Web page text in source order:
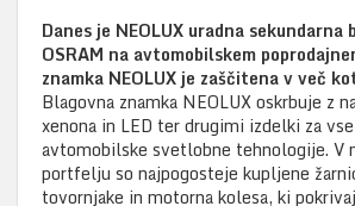
Danes je NEOLUX uradna sekundarna
OSRAM na avtomobilskem
znamka NEOLUX je zaščitena v več
Blagovna znamka NEOLUX oskrbuje z
xenona in LED ter drugimi izdelki za
avtomobilske svetlobne tehnologije. V
portfelju so najpogosteje kupljene
tovornjake in motorna kolesa, ki